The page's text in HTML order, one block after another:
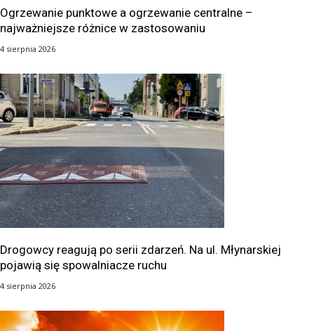
Ogrzewanie punktowe a ogrzewanie centralne –
najważniejsze różnice w zastosowaniu
4 sierpnia 2026
Drogowcy reagują po serii zdarzeń. Na ul. Młynarskiej
pojawią się spowalniacze ruchu
4 sierpnia 2026